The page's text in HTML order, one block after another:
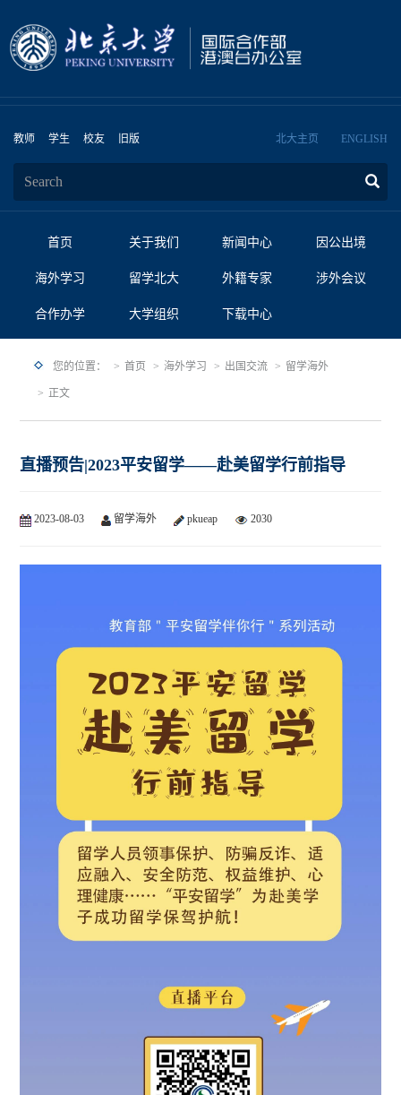
教师 学生 校友 旧版 北大主页 ENGLISH
首页 关于我们 新闻中心 因公出境
海外学习 留学北大 外籍专家 涉外会议
合作办学 大学组织 下载中心
您的位置： 首页 海外学习 出国交流 留学海外
正文
直播预告|2023平安留学——赴美留学行前指导
2023-08-03 留学海外 pkueap 2030